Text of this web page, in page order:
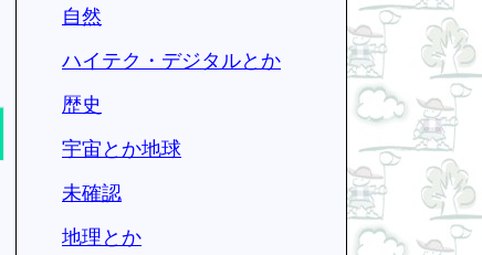
自然
ハイテク・デジタルとか
歴史
宇宙とか地球
未確認
地理とか